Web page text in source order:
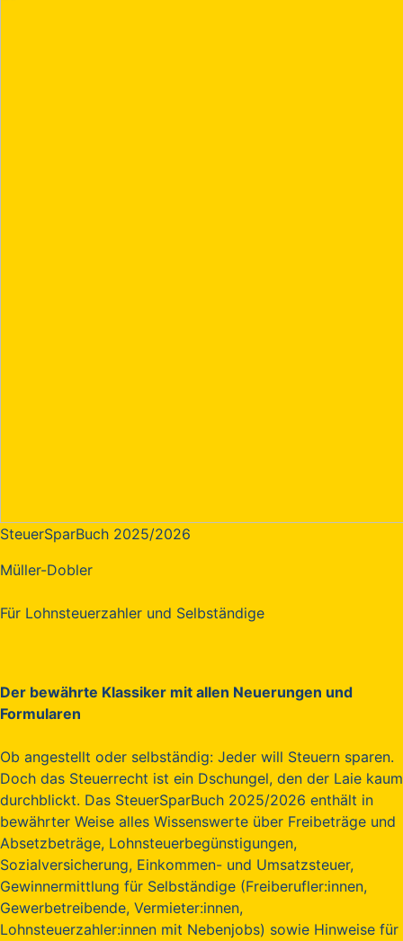
SteuerSparBuch 2025/2026
Müller-Dobler
Für Lohnsteuerzahler und Selbständige
Der bewährte Klassiker mit allen Neuerungen und
Formularen
Ob angestellt oder selbständig: Jeder will Steuern sparen.
Doch das Steuerrecht ist ein Dschungel, den der Laie kaum
durchblickt. Das SteuerSparBuch 2025/2026 enthält in
bewährter Weise alles Wissenswerte über Freibeträge und
Absetzbeträge, Lohnsteuerbegünstigungen,
Sozialversicherung, Einkommen- und Umsatzsteuer,
Gewinnermittlung für Selbständige (Freiberufler:innen,
Gewerbetreibende, Vermieter:innen,
Lohnsteuerzahler:innen mit Nebenjobs) sowie Hinweise für